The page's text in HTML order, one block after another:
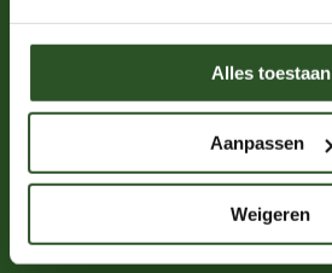
Alles toestaan
Aanpassen
Weigeren
Leer over bijen
Nalatenschap
Word een bijenkenner